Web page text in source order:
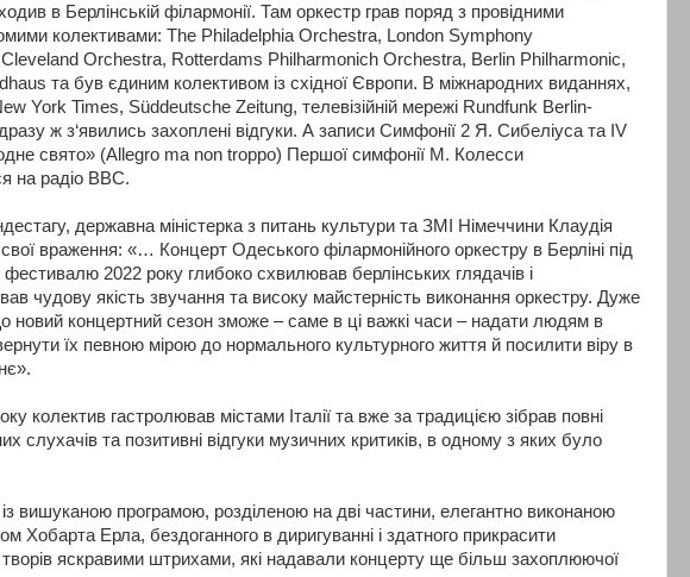
в Берлінській філармонії. Там оркестр грав поряд з провідними
колективами: The Philadelphia Orchestra, London Symphony
Orchestra, Rotterdams Philharmonich Orchestra, Berlin Philharmonic,
та був єдиним колективом із східної Європи. В міжнародних виданнях,
York Times, Süddeutsche Zeitung, телевізійній мережі Rundfunk Berlin-
ж з‘явились захоплені відгуки. А записи Симфонії 2 Я. Сибеліуса та IV
свято» (Allegro ma non troppo) Першої симфонії М. Колесси
на радіо BBC.
державна міністерка з питань культури та ЗМІ Німеччини Клаудія
свої враження: «… Концерт Одеського філармонійного оркестру в Берліні під
фестивалю 2022 року глибоко схвилював берлінських глядачів і
чудову якість звучання та високу майстерність виконання оркестру. Дуже
новий концертний сезон зможе – саме в ці важкі часи – надати людям в
їх певною мірою до нормального культурного життя й посилити віру в
колектив гастролював містами Італії та вже за традицією зібрав повні
слухачів та позитивні відгуки музичних критиків, в одному з яких було
вишуканою програмою, розділеною на дві частини, елегантно виконаною
Хобарта Ерла, бездоганного в диригуванні і здатного прикрасити
творів яскравими штрихами, які надавали концерту ще більш захоплюючої